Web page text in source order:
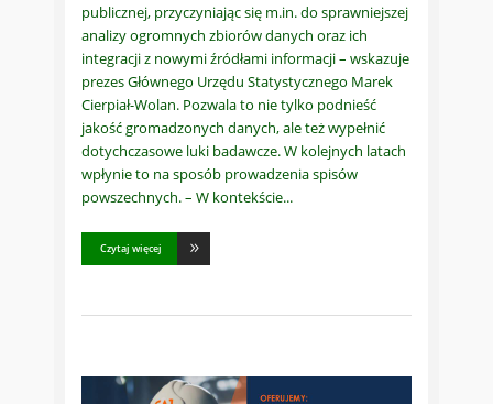
publicznej, przyczyniając się m.in. do sprawniejszej
analizy ogromnych zbiorów danych oraz ich
integracji z nowymi źródłami informacji – wskazuje
prezes Głównego Urzędu Statystycznego Marek
Cierpiał-Wolan. Pozwala to nie tylko podnieść
jakość gromadzonych danych, ale też wypełnić
dotychczasowe luki badawcze. W kolejnych latach
wpłynie to na sposób prowadzenia spisów
powszechnych. – W kontekście
Czytaj więcej